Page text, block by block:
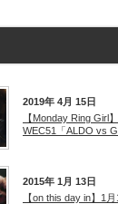
2019年 4月 15日
【Monday Ring Girl】
WEC51「ALDO vs
2015年 1月 13日
【on this day in】1